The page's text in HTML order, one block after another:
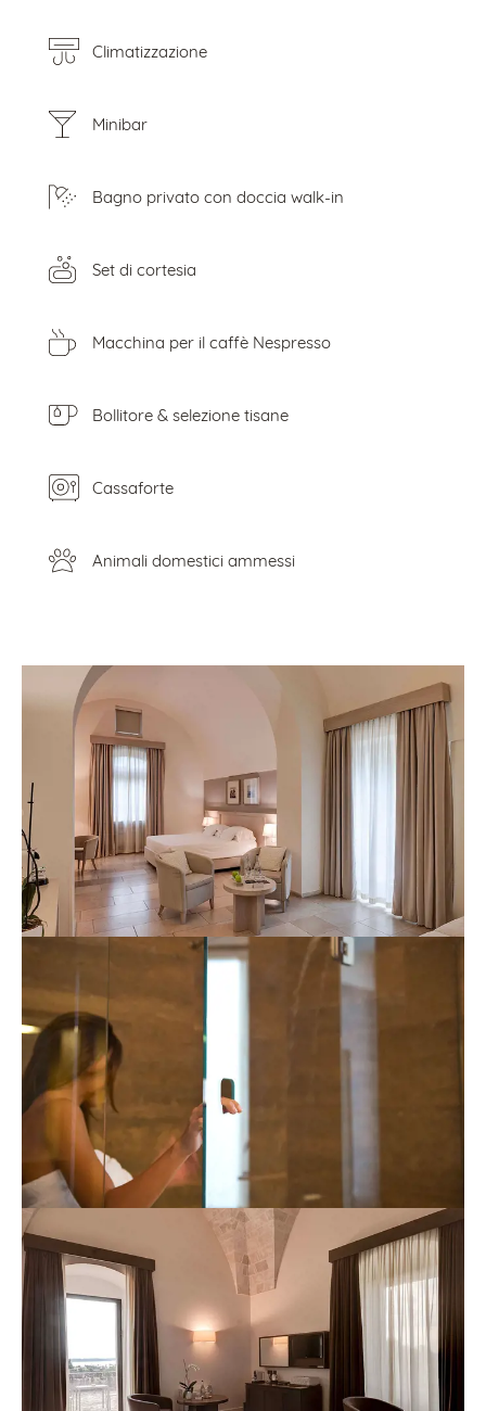
Climatizzazione
Minibar
Bagno privato con doccia walk-in
Set di cortesia
Macchina per il caffè Nespresso
Bollitore & selezione tisane
Cassaforte
Animali domestici ammessi